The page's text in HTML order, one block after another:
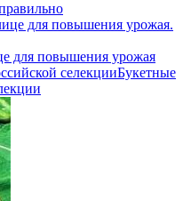
для повышения урожая
Букетные